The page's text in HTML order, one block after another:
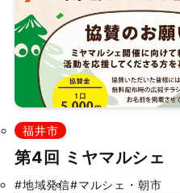
掲載依頼 プライバシー
©2026 ふくたま｜福井のグル
福井市
第4回 ミヤマルシェ
#地域発信#マルシェ・朝市